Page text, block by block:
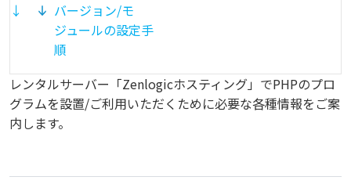
バージョン/モ
ジュールの設定手
順
レンタルサーバー「Zenlogicホスティング」でPHPのプロ
グラムを設置/ご利用いただくために必要な各種情報をご案
内します。